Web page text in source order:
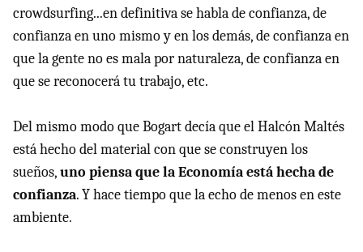
crowdsurfing...en definitiva se habla de confianza, de
confianza en uno mismo y en los demás, de confianza en
que la gente no es mala por naturaleza, de confianza en
que se reconocerá tu trabajo, etc.
Del mismo modo que Bogart decía que el Halcón Maltés
está hecho del material con que se construyen los
sueños,uno piensa que la Economía está hecha de
confianza. Y hace tiempo que la echo de menos en este
ambiente.